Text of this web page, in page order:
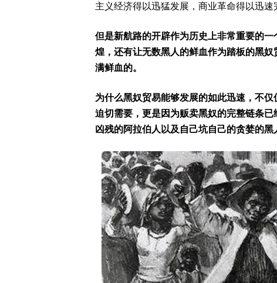
主义经济得以迅猛发展，商业革命得以迅
但是新航路的开辟作为历史上非常重要的
煌，还有让无数黑人的鲜血作为踏板的黑
满鲜血的。
为什么黑奴贸易能够发展的如此迅速，不
迫切需要，更是因为贩卖黑奴的完整链条
凶残的阿拉伯人以及自己坑自己的贪婪的黑